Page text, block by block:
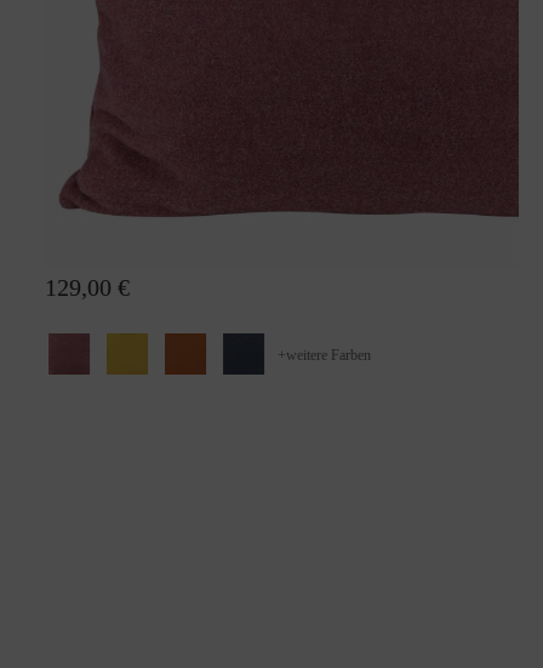
129,00 €
+weitere Farben